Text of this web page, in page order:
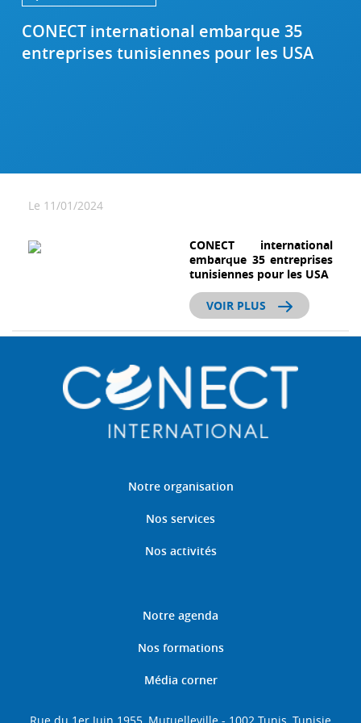
CONECT international embarque 35
entreprises tunisiennes pour les USA
Le 11/01/2024
CONECT international
embarque 35 entreprises
tunisiennes pour les USA
VOIR PLUS
Notre organisation
Nos services
Nos activités
Notre agenda
Nos formations
Média corner